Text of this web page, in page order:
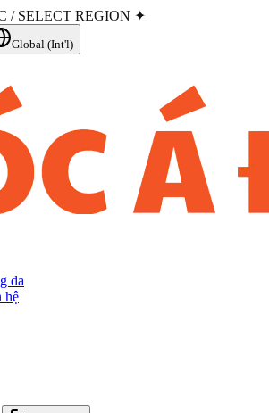
/ SELECT REGION ✦
Global (Int'l)
da
hệ